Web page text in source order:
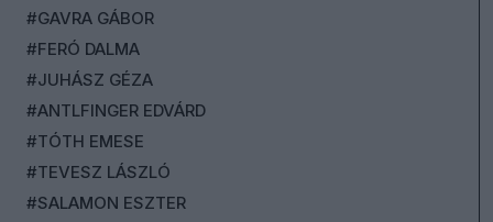
#GAVRA GÁBOR
#FERÓ DALMA
#JUHÁSZ GÉZA
#ANTLFINGER EDVÁRD
#TÓTH EMESE
#TEVESZ LÁSZLÓ
#SALAMON ESZTER